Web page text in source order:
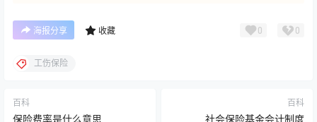
海报分享 收藏 0 0
工伤保险
百科
保险费率是什么意思
百科
社会保险基金会计制度